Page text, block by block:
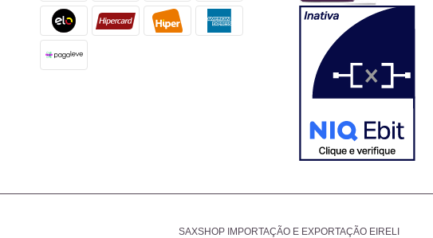
SAXSHOP IMPORTAÇÃO E EXPORTAÇÃO EIRELI